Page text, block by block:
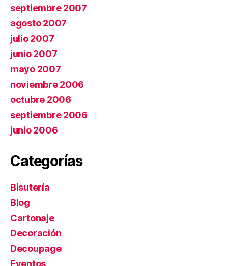
septiembre 2007
agosto 2007
julio 2007
junio 2007
mayo 2007
noviembre 2006
octubre 2006
septiembre 2006
junio 2006
Categorías
Bisutería
Blog
Cartonaje
Decoración
Decoupage
Eventos